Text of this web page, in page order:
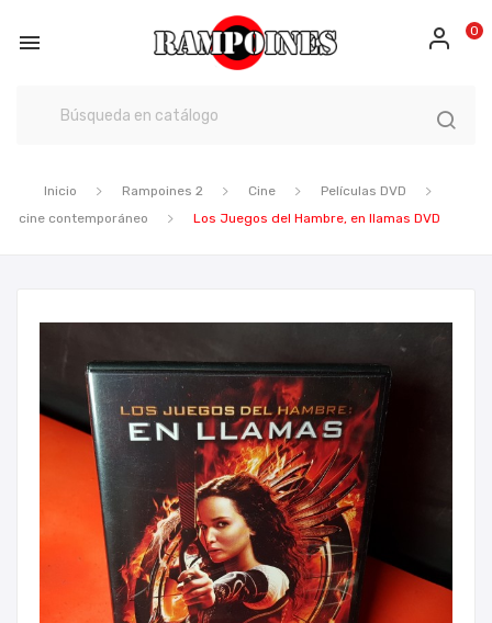
 0
Inicio Rampoines 2 Cine
Películas DVD
cine contemporáneo
Los Juegos del Hambre, en llamas DVD